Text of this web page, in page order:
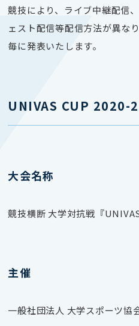
競技により、ライブ中継配信
ェスト配信等配信方法が異な
毎に発表いたします。
UNIVAS CUP 2020-
大会名称
競技横断 大学対抗戦『
主催
一般社団法人 大学スポーツ協